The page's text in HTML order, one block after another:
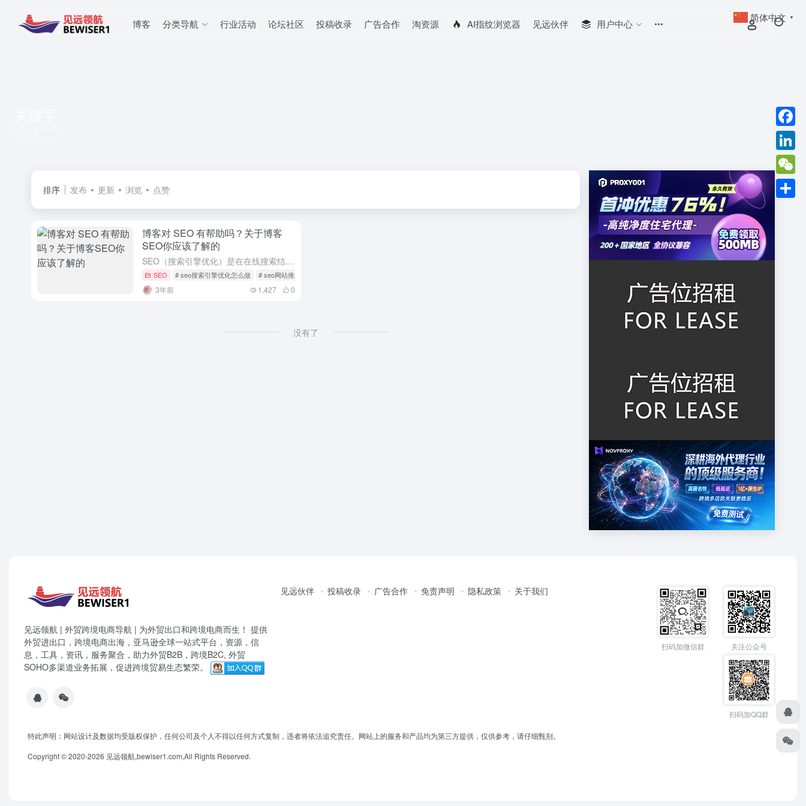
博客 分类导航 行业活动 论坛社区 投稿收录 广告合作 淘资源 AI指纹浏览器 见远伙伴 用户中心
排序 发布 更新 浏览 点赞
博客对 SEO 有帮助吗？关于博客
SEO你应该了解的
SEO（搜索引擎优化）是在在线搜索结果中排名靠前的最有效方式。它涉及使用特定的单词或短语（称为关键字）来吸引搜索引擎工具的注意力，从而使页面或站点在搜索结果列表中排名靠前。网站在搜索结果列表中的排名越...
SEO # seo搜索引擎优化怎么做 # seo网站推广怎么做
3年前 1,427 0
没有了
见远领航 | 外贸跨境电商导航 | 为外贸出口和跨境电商而生！ 提供
外贸进出口，跨境电商出海，亚马逊全球一站式平台，资源，信
息，工具，资讯，服务聚合，助力外贸B2B，跨境B2C, 外贸
SOHO多渠道业务拓展，促进跨境贸易生态繁荣。
见远伙伴 投稿收录 广告合作 免责声明 隐私政策 关于我们
扫码加微信群 关注公众号
扫码加QQ群
特此声明：网站设计及数据均受版权保护，任何公司及个人不得以任何方式复制，违者将依法追究责任。网站上的服务和产品均为第三方提供，仅供参考，请仔细甄别。
Copyright © 2020-2026 见远领航,bewiser1.com,All Rights Reserved.
简体中文 ▼